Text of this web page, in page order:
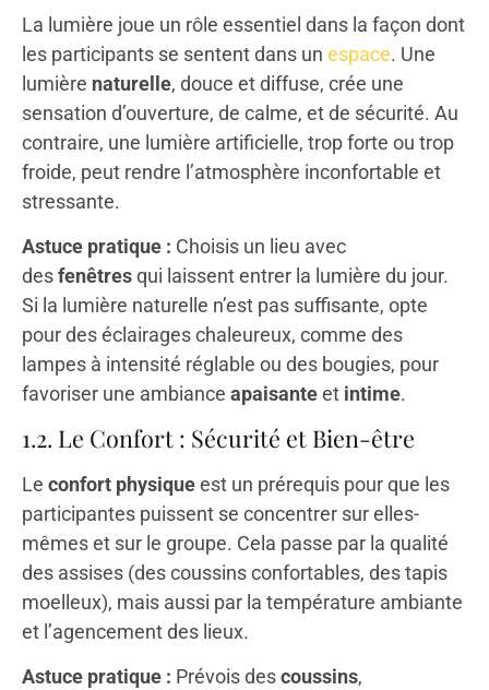
La lumière joue un rôle essentiel dans la façon dont
les participants se sentent dans un espace. Une
lumière naturelle, douce et diffuse, crée une
sensation d’ouverture, de calme, et de sécurité. Au
contraire, une lumière artificielle, trop forte ou trop
froide, peut rendre l’atmosphère inconfortable et
stressante.
Astuce pratique : Choisis un lieu avec
desfenêtresqui laissent entrer la lumière du jour.
Si la lumière naturelle n’est pas suffisante, opte
pour des éclairages chaleureux, comme des
lampes à intensité réglable ou des bougies, pour
favoriser une ambiance apaisanteet intime.
1.2. Le Confort : Sécurité et Bien-être
Le confort physiqueest un prérequis pour que les
participantes puissent se concentrer sur elles-
mêmes et sur le groupe. Cela passe par la qualité
des assises (des coussins confortables, des tapis
moelleux), mais aussi par la température ambiante
et l’agencement des lieux.
Astuce pratique : Prévois descoussins,